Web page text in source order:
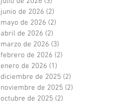
junio de 2026 (2)
mayo de 2026 (2)
abril de 2026 (2)
marzo de 2026 (3)
febrero de 2026 (2)
enero de 2026 (1)
diciembre de 2025 (2)
noviembre de 2025 (2)
octubre de 2025 (2)